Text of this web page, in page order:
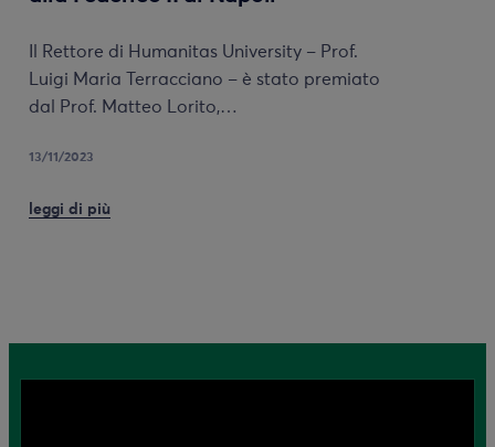
Il Rettore di Humanitas University – Prof.
Luigi Maria Terracciano – è stato premiato
dal Prof. Matteo Lorito,…
13/11/2023
leggi di più